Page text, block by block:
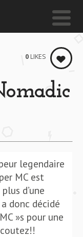
****
0 LIKES
legendaire
MC est
d’une
a donc décidé
»s pour une